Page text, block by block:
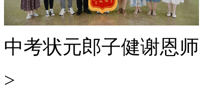
中考状元郎子健谢恩师
>